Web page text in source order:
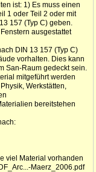
ist: 1) Es muss einen
1 oder Teil 2 oder mit
157 (Typ C) geben.
ausgestattet
DIN 13 157 (Typ C)
vorhalten. Dies kann
San-Raum gedeckt sein.
mitgeführt werden
Werkstätten,
bereitstehen
viel Material vorhanden
Maerz_2006.pdf